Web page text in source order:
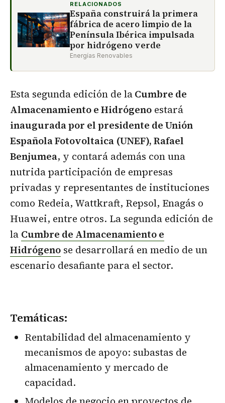
RELACIONADOS
España construirá la primera
fábrica de acero limpio de la
Península Ibérica impulsada
por hidrógeno verde
Energías Renovables
Esta segunda edición de laCumbre de
Almacenamiento e Hidrógeno estará
inaugurada por el presidente de Unión
Española Fotovoltaica (UNEF), Rafael
Benjumea, y contará además con una
nutrida participación de empresas
privadas y representantes de instituciones
como Redeia, Wattkraft, Repsol, Enagás o
Huawei, entre otros. La segunda edición de
la Cumbre de Almacenamiento e
Hidrógeno se desarrollará en medio de un
escenario desafiante para el sector.
Temáticas:
Rentabilidad del almacenamiento y
mecanismos de apoyo: subastas de
almacenamiento y mercado de
capacidad.